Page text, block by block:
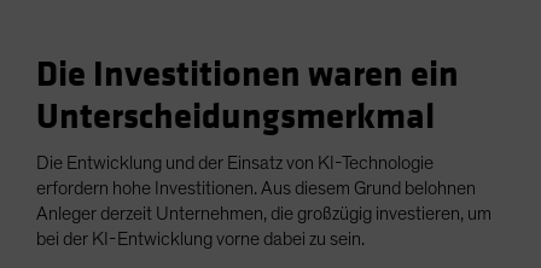
Die Investitionen waren ein
Unterscheidungsmerkmal
Die Entwicklung und der Einsatz von KI-Technologie
erfordern hohe Investitionen. Aus diesem Grund belohnen
Anleger derzeit Unternehmen, die großzügig investieren, um
bei der KI-Entwicklung vorne dabei zu sein.